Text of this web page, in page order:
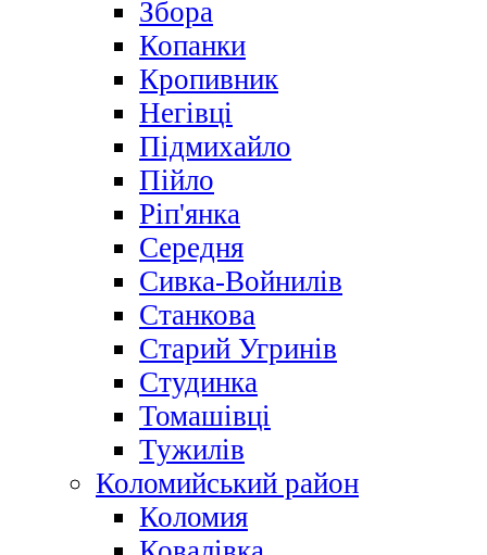
Збора
Копанки
Кропивник
Негівці
Підмихайло
Пійло
Ріп'янка
Середня
Сивка-Войнилів
Станкова
Старий Угринів
Студинка
Томашівці
Тужилів
Коломийський район
Коломия